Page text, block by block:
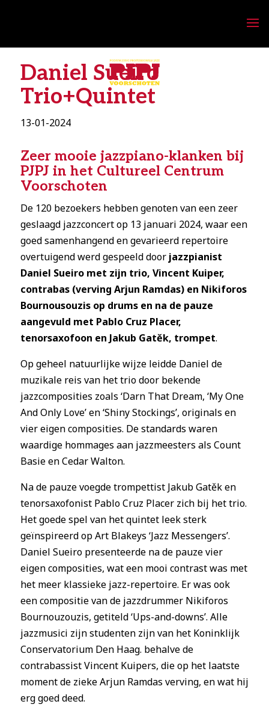
Daniel Sueiro
Trio+Quintet
13-01-2024
Zeer mooie jazzpiano-klanken bij
PJPJ in het Cultureel Centrum
Voorschoten
De 120 bezoekers hebben genoten van een zeer
geslaagd jazzconcert op 13 januari 2024, waar een
goed samenhangend en gevarieerd repertoire
overtuigend werd gespeeld door jazzpianist
Daniel Sueiro met zijn trio, Vincent Kuiper,
contrabas (verving Arjun Ramdas) en Nikiforos
Bournousouzis op drums en na de pauze
aangevuld met Pablo Cruz Placer,
tenorsaxofoon en Jakub Gatěk, trompet.
Op geheel natuurlijke wijze leidde Daniel de
muzikale reis van het trio door bekende
jazzcomposities zoals ‘Darn That Dream, ‘My One
And Only Love’ en ‘Shiny Stockings’, originals en
vier eigen composities. De standards waren
waardige hommages aan jazzmeesters als Count
Basie en Cedar Walton.
Na de pauze voegde trompettist Jakub Gatěk en
tenorsaxofonist Pablo Cruz Placer zich bij het trio.
Het goede spel van het quintet leek sterk
geïnspireerd op Art Blakeys ‘Jazz Messengers’.
Daniel Sueiro presenteerde na de pauze vier
eigen composities, wat een mooi contrast was met
het meer klassieke jazz-repertoire. Er was ook
een compositie van de jazzdrummer Nikiforos
Bournouzouzis, getiteld ‘Ups-and-downs’. Alle
jazzmusici zijn studenten zijn van het Koninklijk
Conservatorium Den Haag. behalve de
contrabassist Vincent Kuipers, die op het laatste
moment de zieke Arjun Ramdas verving, en wat hij
erg goed deed.